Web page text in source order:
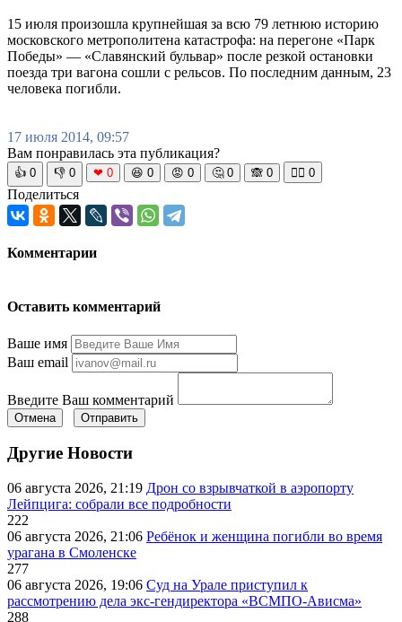
15 июля произошла крупнейшая за всю 79 летнюю историю
московского метрополитена катастрофа: на перегоне «Парк
Победы» — «Славянский бульвар» после резкой остановки
поезда три вагона сошли с рельсов. По последним данным, 23
человека погибли.
17 июля 2014, 09:57
Вам понравилась эта публикация?
👍 0 👎 0 ❤ 0 😆 0 😡 0 🤔 0 🙈 0 🧘‍♀️ 0
Поделиться
Комментарии
Оставить комментарий
Ваше имя
Ваш email
Введите Ваш комментарий
Отмена Отправить
Другие Новости
06 августа 2026, 21:19 Дрон со взрывчаткой в аэропорту
Лейпцига: собрали все подробности
222
06 августа 2026, 21:06 Ребёнок и женщина погибли во время
урагана в Смоленске
277
06 августа 2026, 19:06 Суд на Урале приступил к
рассмотрению дела экс-гендиректора «ВСМПО-Ависма»
288